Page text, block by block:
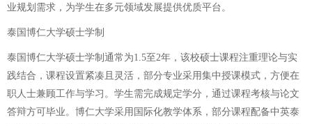
业规划需求，为学生在多元领域发展提供优质平台。
泰国博仁大学硕士学制
泰国博仁大学硕士学制通常为1.5至2年，该校硕士课程注重理论与实
践结合，课程设置紧凑且灵活，部分专业采用集中授课模式，方便在
职人士兼顾工作与学习。学生需完成规定学分，通过课程考核与论文
答辩方可毕业。博仁大学采用国际化教学体系，部分课程配备中英泰